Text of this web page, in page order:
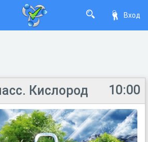
Вход
10:00
Кислород